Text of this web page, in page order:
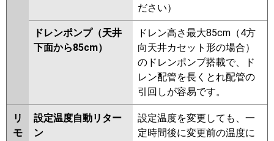
ださい）
ドレンポンプ（天井
下面から85cm）
ドレン高さ最大85cm（4方
向天井カセット形の場合）
のドレンポンプ搭載で、ド
レン配管を長くとれ配管の
引回しが容易です。
リ
モ
設定温度自動リター
ン
設定温度を変更しても、一
定時間後に変更前の温度に